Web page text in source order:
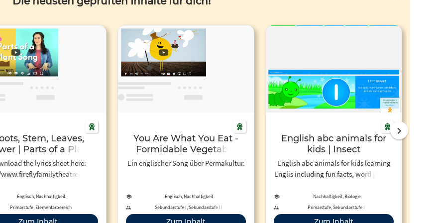
Stem, Leaves,
| Parts of a Plant
Song
the lyrics sheet here:
for-
is from our full, interactive
theatre sh...
Englisch, Nachhaltigkeit
Primarstufe, Elementarbereich
You Are What You Eat -
Formidable Vegetable
(Official Music Video) -
Ein englischer Song über Permakultur.
Englisch, Nachhaltigkeit
Sekundarstufe I, Sekundarstufe II
English abc animals for
kids | Insect
English abc animals for kids learning
Englis including fun facts, word games
Nachhaltigkeit, Biologie
Primarstufe, Sekundarstufe I